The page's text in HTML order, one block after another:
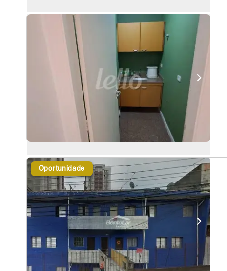
Oportunidade